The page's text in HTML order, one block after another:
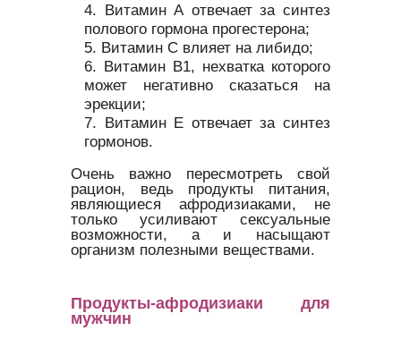
Витамин А отвечает за синтез
полового гормона прогестерона;
Витамин С влияет на либидо;
Витамин В1, нехватка которого
может негативно сказаться на
эрекции;
Витамин Е отвечает за синтез
гормонов.
Очень важно пересмотреть свой
рацион, ведь продукты питания,
являющиеся афродизиаками, не
только усиливают сексуальные
возможности, а и насыщают
организм полезными веществами.
Продукты-афродизиаки для
мужчин